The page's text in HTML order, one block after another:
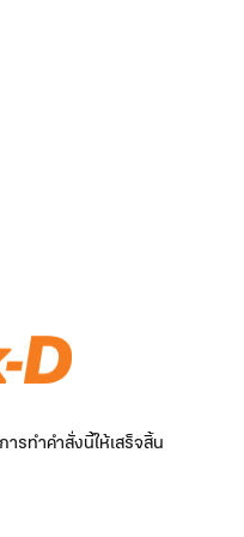
รทำคำสั่งนี้ให้เสร็จสิ้น